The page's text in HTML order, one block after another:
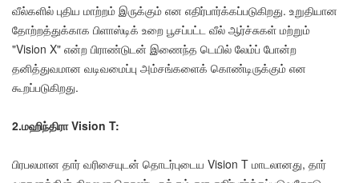
வீல்களில் புதிய மாற்றம் இருக்கும் என எதிர்பார்க்கப்படுகிறது. உறுதியான
தோற்றத்துக்காக பிளாஸ்டிக் உறை பூசப்பட்ட வீல் ஆர்ச்சுகள் மற்றும்
"Vision X" என்ற பிராண்டுடன் இணைந்த டெயில் லேம்ப் போன்ற
தனித்துவமான வடிவமைப்பு அம்சங்களைக் கொண்டிருக்கும் என
கூறப்படுகிறது.
2.மஹிந்திரா Vision T:
பிரபலமான தார் வரிசையுடன் தொடர்புடைய Vision T மாடலானது, தார்